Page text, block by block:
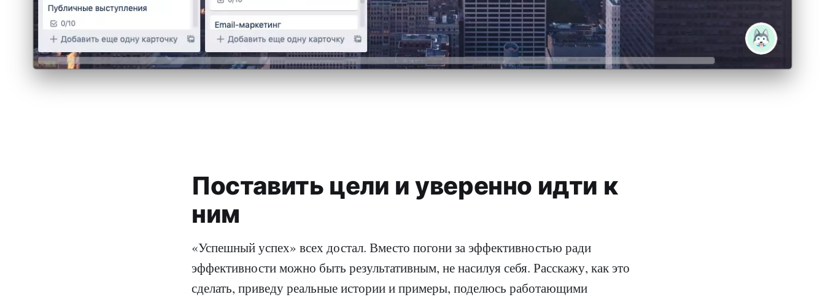
Поставить цели и уверенно идти к
ним
«Успешный успех» всех достал. Вместо погони за эффективностью ради
эффективности можно быть результативным, не насилуя себя. Расскажу, как это
сделать, приведу реальные истории и примеры, поделюсь работающими